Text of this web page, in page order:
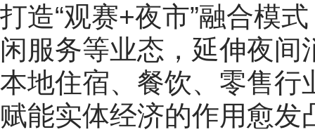
打造“观赛+夜市”融合模
闲服务等业态，延伸夜
本地住宿、餐饮、零售行
赋能实体经济的作用愈发